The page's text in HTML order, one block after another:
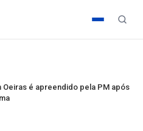
é apreendido pela PM após